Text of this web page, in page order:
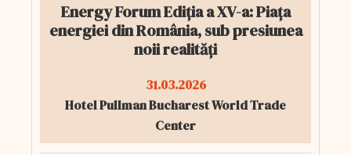
Energy Forum Ediția a XV-a: Piața
energiei din România, sub presiunea
noii realități
31.03.2026
Hotel Pullman Bucharest World Trade
Center